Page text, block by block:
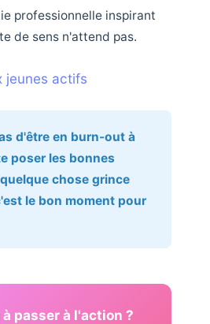
professionnelle inspirant
de sens n'attend pas.
jeunes actifs
d'être en burn-out à
poser les bonnes
chose grince
le bon moment pour
passer à l'action ?